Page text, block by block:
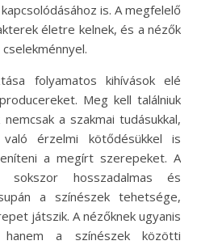
is. A megfelelő
életre kelnek, és a nézők
folyamatos kihívások elé
Meg kell találniuk
a szakmai tudásukkal,
érzelmi kötődésükkel is
a megírt szerepeket. A
sokszor hosszadalmas és
a színészek tehetsége,
játszik. A nézőknek ugyanis
a színészek közötti